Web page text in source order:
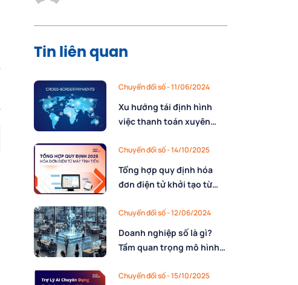
Tin liên quan
Chuyển đổi số - 11/06/2024
Xu hướng tái định hình
việc thanh toán xuyên
payments)
Chuyển đổi số - 14/10/2025
Tổng hợp quy định hóa
đơn điện tử khởi tạo từ
2025
Chuyển đổi số - 12/06/2024
Doanh nghiệp số là gì?
Tầm quan trọng mô hình
Chuyển đổi số - 15/10/2025